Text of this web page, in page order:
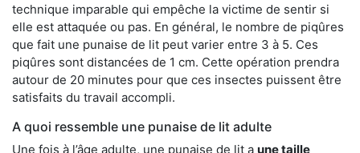
technique imparable qui empêche la victime de sentir si
elle est attaquée ou pas. En général, le nombre de piqûres
que fait une punaise de lit peut varier entre 3 à 5. Ces
piqûres sont distancées de 1 cm. Cette opération prendra
autour de 20 minutes pour que ces insectes puissent être
satisfaits du travail accompli.
A quoi ressemble une punaise de lit adulte
Une fois à l’âge adulte, une punaise de lit a une taille